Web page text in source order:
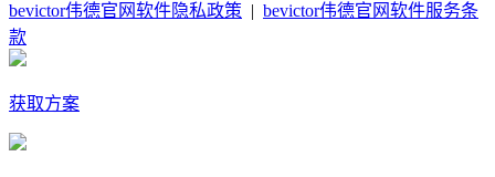
bevictor伟德官网软件隐私政策
bevictor伟德官网软件服务条
款
获取方案